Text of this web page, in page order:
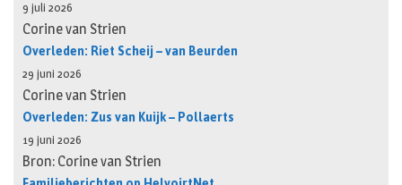
9 juli 2026
Corine van Strien
Overleden: Riet Scheij – van Beurden
29 juni 2026
Corine van Strien
Overleden: Zus van Kuijk – Pollaerts
19 juni 2026
Bron: Corine van Strien